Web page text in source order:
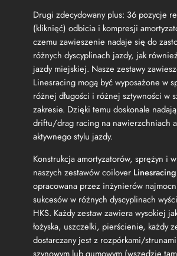
z
e
n
i
e
g
w
i
n
t
w
a
n
e
Drugi zdecydowany plus: 36 pozycje
(kliknięć) odbicia i kompresji
czemu zawieszenie nadaje się do
różnych dyscyplinach jazdy, jak
jazdy miejskiej. Nasze zestawy
Linesracing mogą być wyposażone w
różnej długości i różnej sztywności w
zakresie. Dzięki temu doskonale
driftu/drag racing na nawierzchniach
aktywnego stylu jazdy.
Konstrukcja amortyzatorów, sprężyn i
naszych zestawów coilover Linesracing
opracowana przez inżynierów
sukcesów w różnych dyscyplinach
HKS. Każdy zestaw zawiera wysokiej
łożyska, uszczelki, pierścienie, każdy
dostarczany jest z rozpórkami/